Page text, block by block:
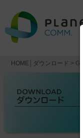
HOME ダウンロード >